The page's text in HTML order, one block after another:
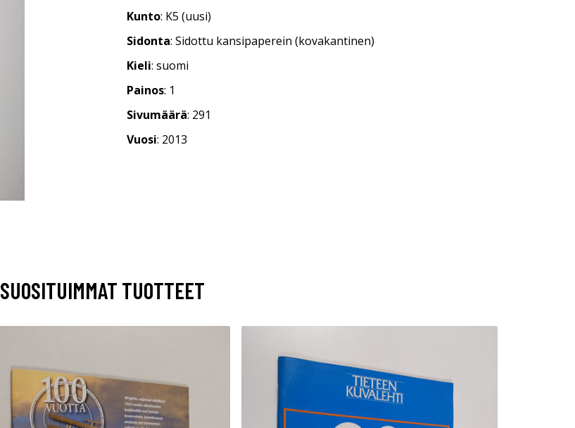
Kunto: K5 (uusi)
Sidonta: Sidottu kansipaperein (kovakantinen)
Kieli: suomi
Painos: 1
Sivumäärä: 291
Vuosi: 2013
SUOSITUIMMAT TUOTTEET